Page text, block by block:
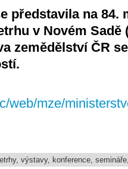
představila na 84.
v Novém Sadě
zemědělství ČR
web/mze/
výstavy, konference,